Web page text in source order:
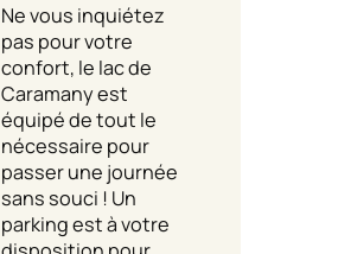
Ne vous inquiétez
pas pour votre
confort, le lac de
Caramany est
équipé de tout le
nécessaire pour
passer une journée
sans souci ! Un
parking est à votre